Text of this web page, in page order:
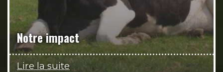
Notre impact
Lire la suite